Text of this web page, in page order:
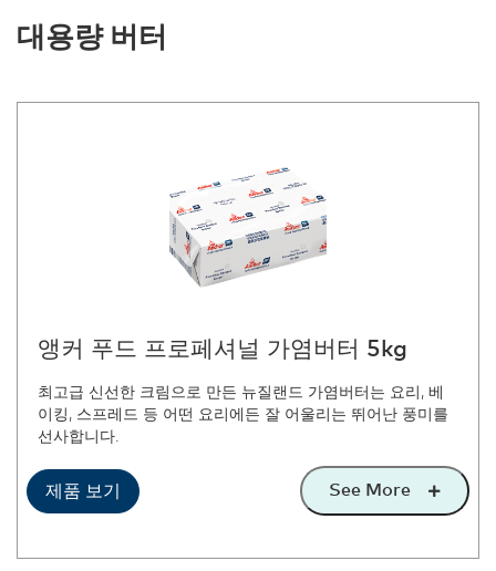
대용량 버터
앵커 푸드 프로페셔널 가염버터 5kg
최고급 신선한 크림으로 만든 뉴질랜드 가염버터는 요리, 베
이킹, 스프레드 등 어떤 요리에든 잘 어울리는 뛰어난 풍미를
선사합니다.
제품 보기 See More